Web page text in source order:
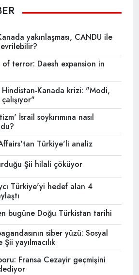
yakınlaşması, CANDU ile
terror: Daesh expansion in
Kanada krizi: "Modi,
İsrail soykırımına nasıl
Türkiye'li analiz
Şii hilali çöküyor
Türkiye'yi hedef alan 4
bugüne Doğu Türkistan tarihi
siber yüzü: Sosyal
yayılmacılık
Fransa Cezayir geçmişini